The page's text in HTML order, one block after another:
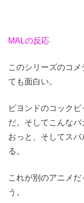
MALの反応
このシリーズのコ
ても面白い。
ビヨンドのコック
だ。そしてこんなバ
おっと、そしてス
る。
これが別のアニメ
う。